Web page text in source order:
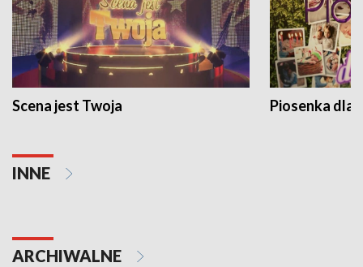
Scena jest Twoja Piosenka dla
INNE
ARCHIWALNE